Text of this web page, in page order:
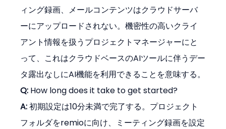
ィング録画、メールコンテンツはクラウドサーバ
ーにアップロードされない。機密性の高いクライ
アント情報を扱うプロジェクトマネージャーにと
って、これはクラウドベースのAIツールに伴うデー
タ露出なしにAI機能を利用できることを意味する。
Q: How long does it take to get started?
A: 初期設定は10分未満で完了する。プロジェクト
フォルダをremioに向け、ミーティング録画を設定